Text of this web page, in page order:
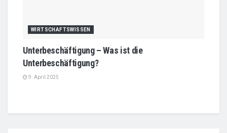
WIRTSCHAFTSWISSEN
Unterbeschäftigung – Was ist die
Unterbeschäftigung?
9. April 2025